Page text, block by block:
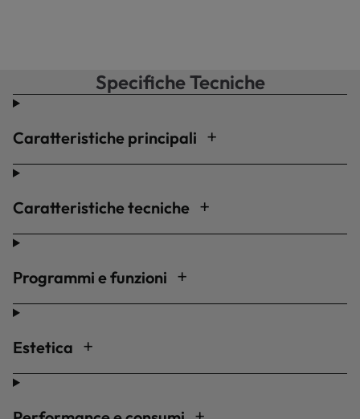
Specifiche Tecniche
Caratteristiche principali
Caratteristiche tecniche
Programmi e funzioni
Estetica